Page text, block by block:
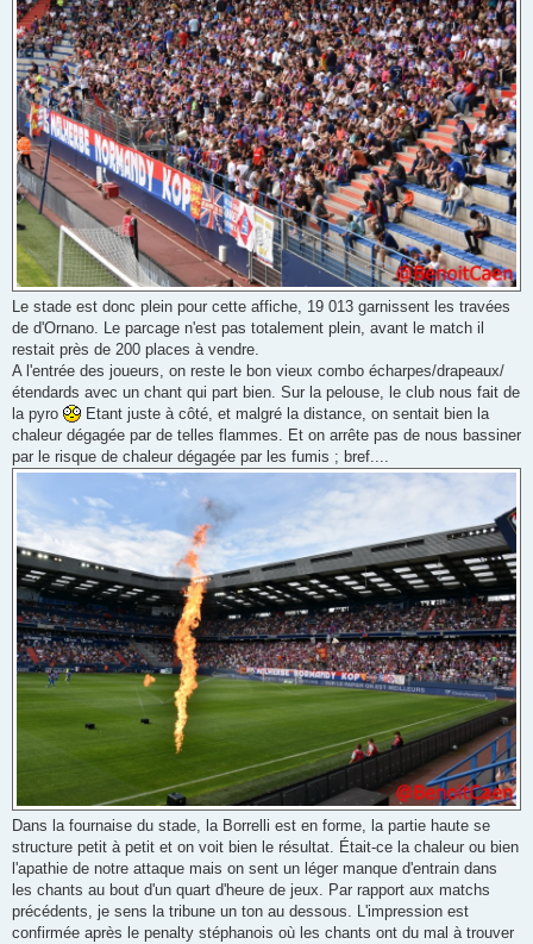
Le stade est donc plein pour cette affiche, 19 013 garnissent les travées
de d'Ornano. Le parcage n'est pas totalement plein, avant le match il
restait près de 200 places à vendre.
A l'entrée des joueurs, on reste le bon vieux combo écharpes/drapeaux/
étendards avec un chant qui part bien. Sur la pelouse, le club nous fait de
la pyro
Etant juste à côté, et malgré la distance, on sentait bien la
chaleur dégagée par de telles flammes. Et on arrête pas de nous bassiner
par le risque de chaleur dégagée par les fumis ; bref....
Dans la fournaise du stade, la Borrelli est en forme, la partie haute se
structure petit à petit et on voit bien le résultat. Était-ce la chaleur ou bien
l'apathie de notre attaque mais on sent un léger manque d'entrain dans
les chants au bout d'un quart d'heure de jeux. Par rapport aux matchs
précédents, je sens la tribune un ton au dessous. L'impression est
confirmée après le penalty stéphanois où les chants ont du mal à trouver